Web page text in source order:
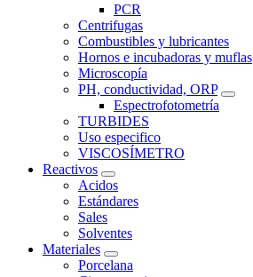
PCR
Centrifugas
Combustibles y lubricantes
Hornos e incubadoras y muflas
Microscopía
PH, conductividad, ORP
Espectrofotometría
TURBIDES
Uso especifico
VISCOSÍMETRO
Reactivos
Acidos
Estándares
Sales
Solventes
Materiales
Porcelana